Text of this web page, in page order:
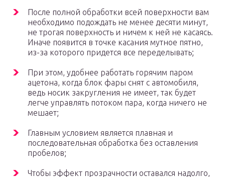
После полной обработки всей поверхности вам
необходимо подождать не менее десяти минут,
не трогая поверхность и ничем к ней не касаясь.
Иначе появится в точке касания мутное пятно,
из-за которого придется все переделывать;
При этом, удобнее работать горячим паром
ацетона, когда блок фары снят с автомобиля,
ведь носик закругления не имеет, так будет
легче управлять потоком пара, когда ничего не
мешает;
Главным условием является плавная и
последовательная обработка без оставления
пробелов;
Чтобы эффект прозрачности оставался надолго,